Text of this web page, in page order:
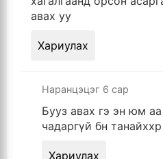
авах уу
Хариулах
Наранцэцэг 6 сар
Бууз авах гэ эн юм
чадаргүй бн
Хариулах